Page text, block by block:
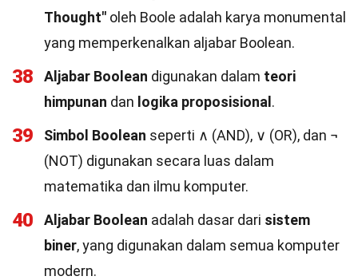
Thought" oleh Boole adalah karya monumental
yang memperkenalkan aljabar Boolean.
38 Aljabar Boolean digunakan dalam teori
himpunan dan logika proposisional .
39 Simbol Boolean seperti ∧ (AND), ∨ (OR), dan ¬
(NOT) digunakan secara luas dalam
matematika dan ilmu komputer.
40 Aljabar Boolean adalah dasar dari sistem
biner, yang digunakan dalam semua komputer
modern.